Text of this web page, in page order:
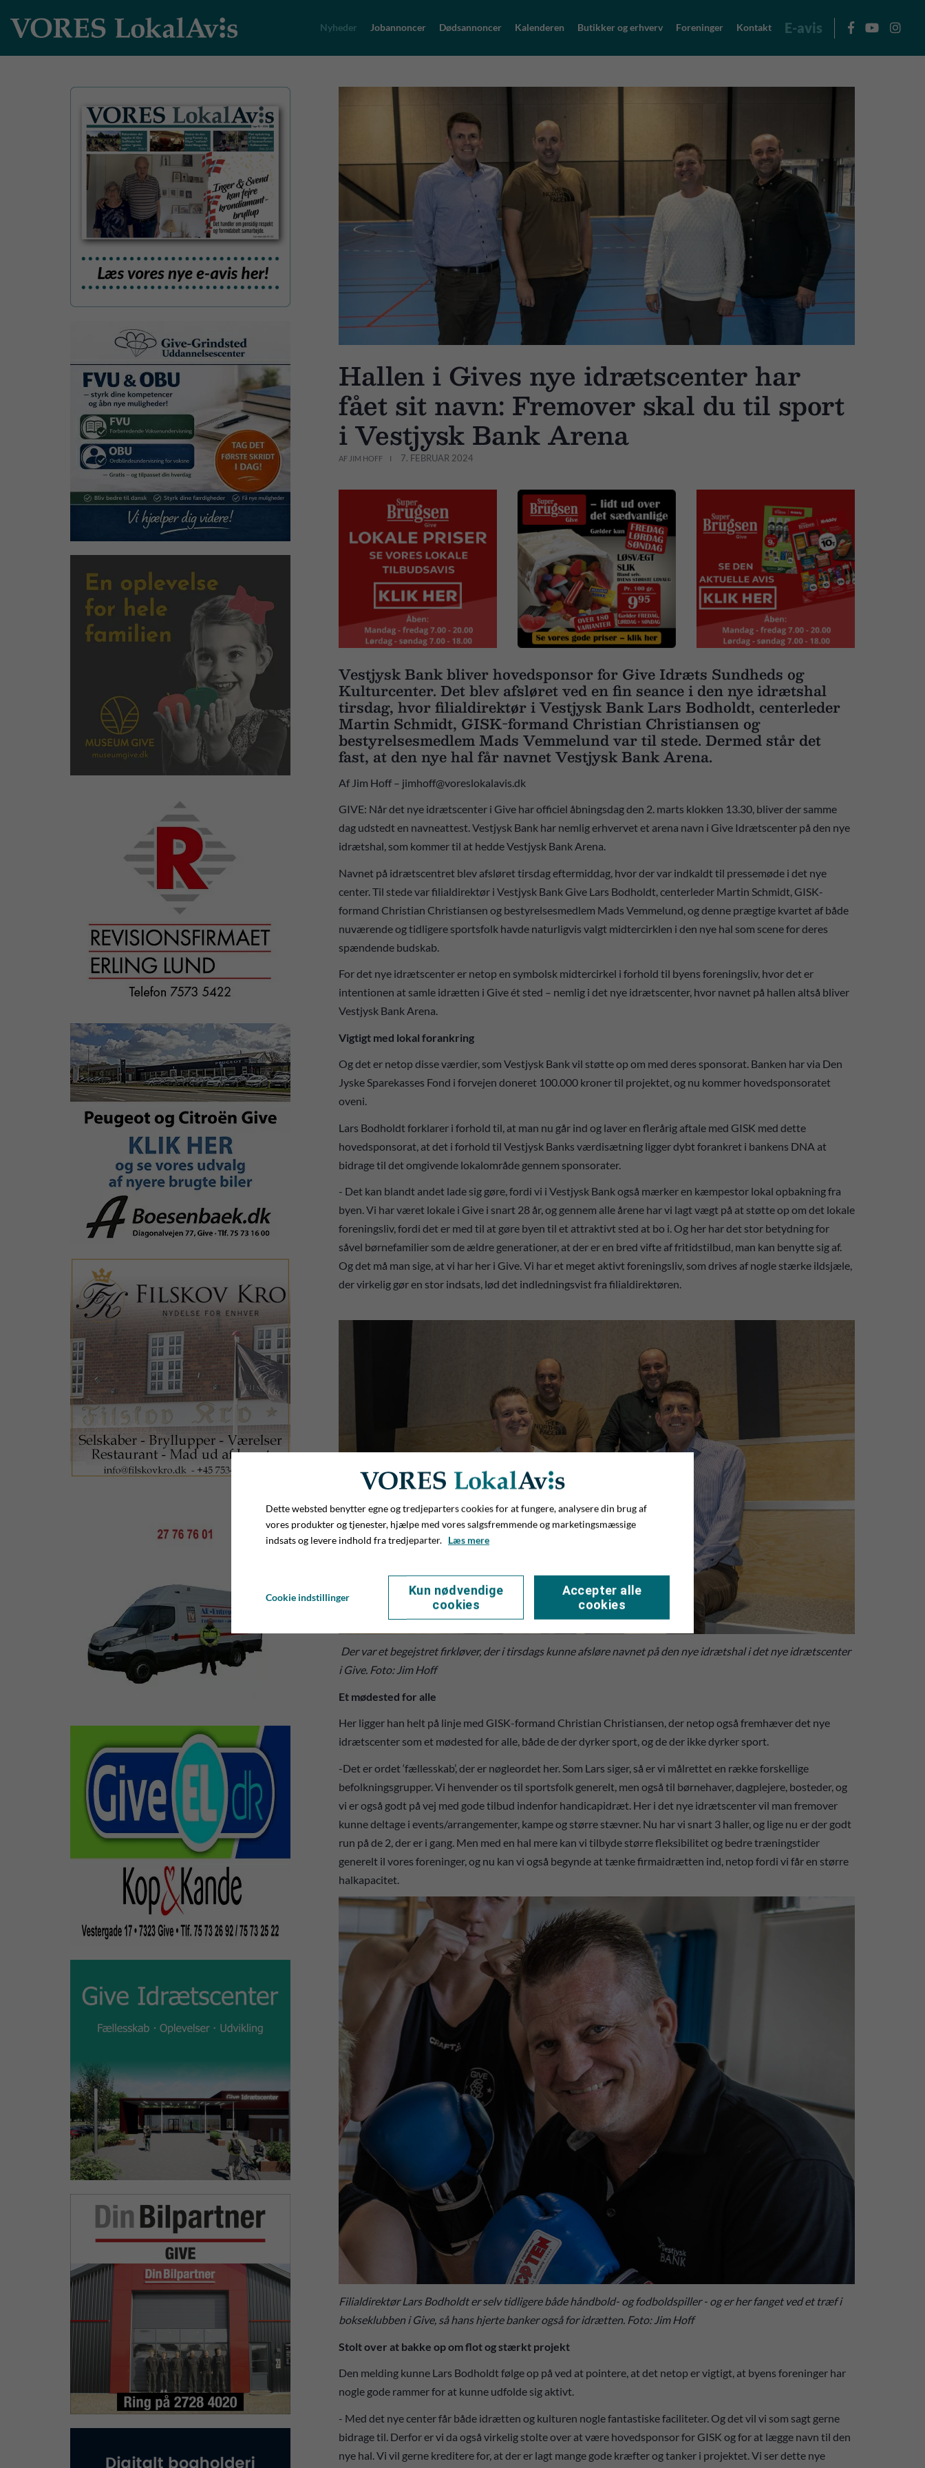
Nyheder Jobannoncer Dødsannoncer Kalenderen Butikker og erhverv Foreninger Kontakt E-avis
Hallen i Gives nye idrætscenter har
fået sit navn: Fremover skal du til sport
i Vestjysk Bank Arena
AF JIM HOFF 7. FEBRUAR 2024
Vestjysk Bank bliver hovedsponsor for Give Idræts Sundheds og
Kulturcenter. Det blev afsløret ved en fin seance i den nye idrætshal
tirsdag, hvor filialdirektør i Vestjysk Bank Lars Bodholdt, centerleder
Martin Schmidt, GISK-formand Christian Christiansen og
bestyrelsesmedlem Mads Vemmelund var til stede. Dermed står det
fast, at den nye hal får navnet Vestjysk Bank Arena.
Af Jim Hoff – jimhoff@voreslokalavis.dk
GIVE: Når det nye idrætscenter i Give har officiel åbningsdag den 2. marts klokken 13.30, bliver der samme
dag udstedt en navneattest. Vestjysk Bank har nemlig erhvervet et arena navn i Give Idrætscenter på den nye
idrætshal, som kommer til at hedde Vestjysk Bank Arena.
Navnet på idrætscentret blev afsløret tirsdag eftermiddag, hvor der var indkaldt til pressemøde i det nye
center. Til stede var filialdirektør i Vestjysk Bank Give Lars Bodholdt, centerleder Martin Schmidt, GISK-
formand Christian Christiansen og bestyrelsesmedlem Mads Vemmelund, og denne prægtige kvartet af både
nuværende og tidligere sportsfolk havde naturligvis valgt midtercirklen i den nye hal som scene for deres
spændende budskab.
For det nye idrætscenter er netop en symbolsk midtercirkel i forhold til byens foreningsliv, hvor det er
intentionen at samle idrætten i Give ét sted – nemlig i det nye idrætscenter, hvor navnet på hallen altså bliver
Vestjysk Bank Arena.
Vigtigt med lokal forankring
Og det er netop disse værdier, som Vestjysk Bank vil støtte op om med deres sponsorat. Banken har via Den
Jyske Sparekasses Fond i forvejen doneret 100.000 kroner til projektet, og nu kommer hovedsponsoratet
oveni.
Lars Bodholdt forklarer i forhold til, at man nu går ind og laver en flerårig aftale med GISK med dette
hovedsponsorat, at det i forhold til Vestjysk Banks værdisætning ligger dybt forankret i bankens DNA at
bidrage til det omgivende lokalområde gennem sponsorater.
- Det kan blandt andet lade sig gøre, fordi vi i Vestjysk Bank også mærker en kæmpestor lokal opbakning fra
byen. Vi har været lokale i Give i snart 28 år, og gennem alle årene har vi lagt vægt på at støtte op om det lokale
foreningsliv, fordi det er med til at gøre byen til et attraktivt sted at bo i. Og her har det stor betydning for
såvel børnefamilier som de ældre generationer, at der er en bred vifte af fritidstilbud, man kan benytte sig af.
Og det må man sige, at vi har her i Give. Vi har et meget aktivt foreningsliv, som drives af nogle stærke ildsjæle,
der virkelig gør en stor indsats, lød det indledningsvist fra filialdirektøren.
Der var et begejstret firkløver, der i tirsdags kunne afsløre navnet på den nye idrætshal i det nye idrætscenter
i Give. Foto: Jim Hoff
Et mødested for alle
Her ligger han helt på linje med GISK-formand Christian Christiansen, der netop også fremhæver det nye
idrætscenter som et mødested for alle, både de der dyrker sport, og de der ikke dyrker sport.
-Det er ordet ‘fællesskab’, der er nøgleordet her. Som Lars siger, så er vi målrettet en række forskellige
befolkningsgrupper. Vi henvender os til sportsfolk generelt, men også til børnehaver, dagplejere, bosteder, og
vi er også godt på vej med gode tilbud indenfor handicapidræt. Her i det nye idrætscenter vil man fremover
kunne deltage i events/arrangementer, kampe og større stævner. Nu har vi snart 3 haller, og lige nu er der godt
run på de 2, der er i gang. Men med en hal mere kan vi tilbyde større fleksibilitet og bedre træningstider
generelt il vores foreninger, og nu kan vi også begynde at tænke firmaidrætten ind, netop fordi vi får en større
halkapacitet.
Filialdirektør Lars Bodholdt er selv tidligere både håndbold- og fodboldspiller - og er her fanget ved et træf i
bokseklubben i Give, så hans hjerte banker også for idrætten. Foto: Jim Hoff
Stolt over at bakke op om flot og stærkt projekt
Den melding kunne Lars Bodholdt følge op på ved at pointere, at det netop er vigtigt, at byens foreninger har
nogle gode rammer for at kunne udfolde sig aktivt.
- Med det nye center får både idrætten og kulturen nogle fantastiske faciliteter. Og det vil vi som sagt gerne
bidrage til. Derfor er vi da også virkelig stolte over at være hovedsponsor for GISK og for at lægge navn til den
nye hal. Vi vil gerne kreditere for, at der er lagt mange gode kræfter og tanker i projektet. Vi ser dette nye
Dette websted benytter egne og tredjeparters cookies for at fungere, analysere din brug af
vores produkter og tjenester, hjælpe med vores salgsfremmende og marketingsmæssige
indsats og levere indhold fra tredjeparter. Læs mere
Cookie indstillinger
Kun nødvendige
cookies
Accepter alle
cookies